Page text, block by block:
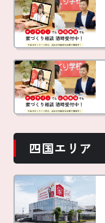
四国エリア